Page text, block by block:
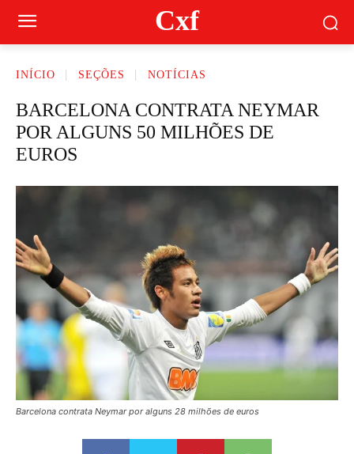
Cxf
INÍCIO SEÇÕES NOTÍCIAS
BARCELONA CONTRATA NEYMAR
POR ALGUNS 50 MILHÕES DE
EUROS
Barcelona contrata Neymar por alguns 28 milhões de euros